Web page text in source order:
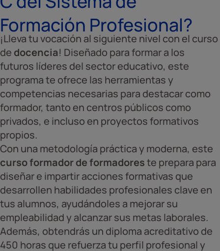
Formación Profesional?
¡Lleva tu vocación al siguiente nivel con el curso
de docencia! Diseñado para formar a los
futuros líderes del sector educativo, este
programa te ofrece las herramientas y
competencias necesarias para destacar como
formador, tanto en centros públicos como
privados, e incluso en proyectos formativos
propios.
Con una metodología práctica y moderna, este
curso formador de formadoreste prepara para
diseñar e impartir acciones formativas que
desarrollen habilidades profesionales clave en
tus alumnos, ayudándoles a mejorar su
empleabilidad y alcanzar sus metas laborales.
Además, obtendrás un diploma acreditativo de
450 horas que refuerza tu perfil profesional y